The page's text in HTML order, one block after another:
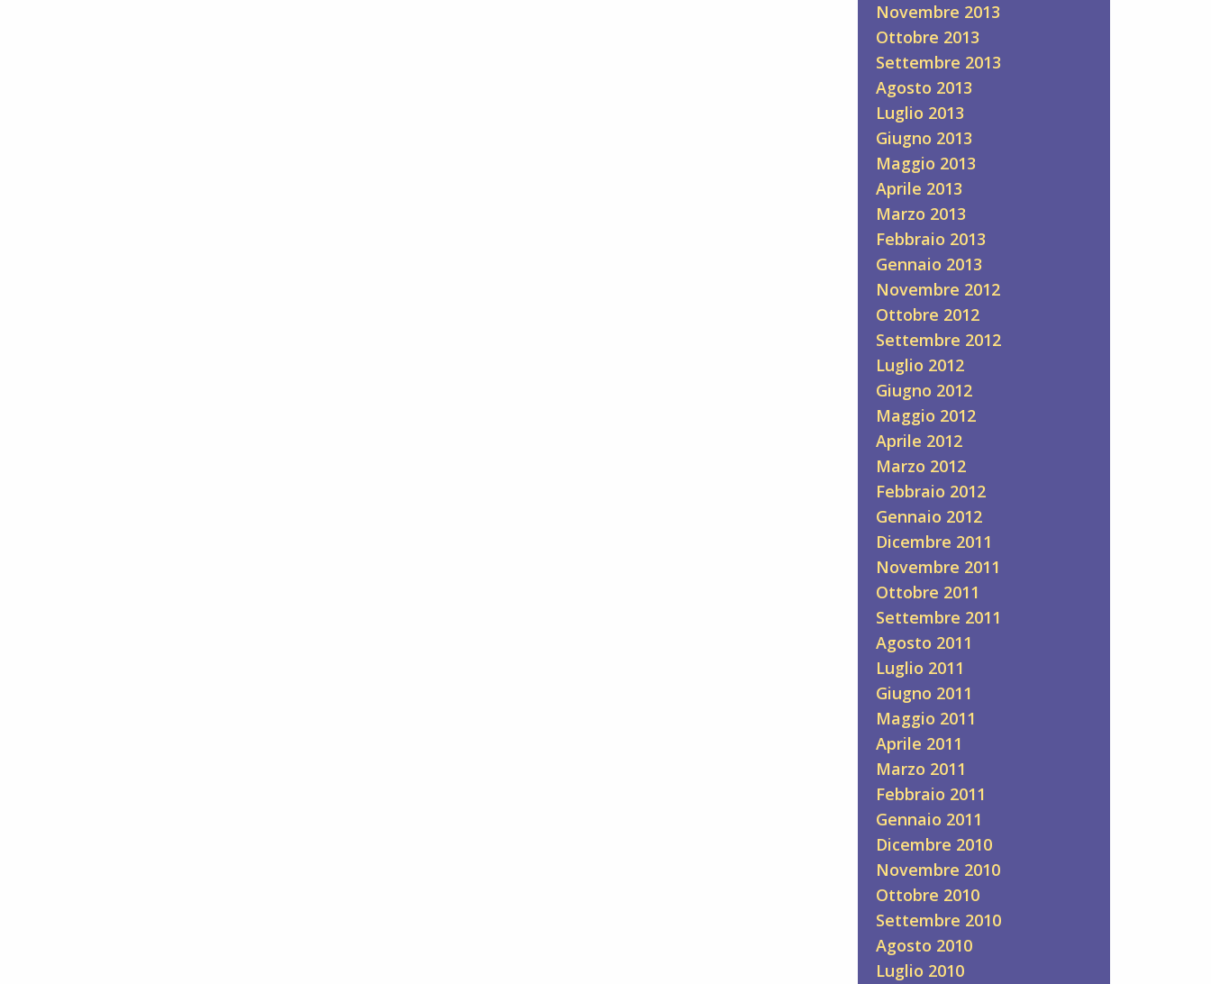
Novembre 2013
Ottobre 2013
Settembre 2013
Agosto 2013
Luglio 2013
Giugno 2013
Maggio 2013
Aprile 2013
Marzo 2013
Febbraio 2013
Gennaio 2013
Novembre 2012
Ottobre 2012
Settembre 2012
Luglio 2012
Giugno 2012
Maggio 2012
Aprile 2012
Marzo 2012
Febbraio 2012
Gennaio 2012
Dicembre 2011
Novembre 2011
Ottobre 2011
Settembre 2011
Agosto 2011
Luglio 2011
Giugno 2011
Maggio 2011
Aprile 2011
Marzo 2011
Febbraio 2011
Gennaio 2011
Dicembre 2010
Novembre 2010
Ottobre 2010
Settembre 2010
Agosto 2010
Luglio 2010